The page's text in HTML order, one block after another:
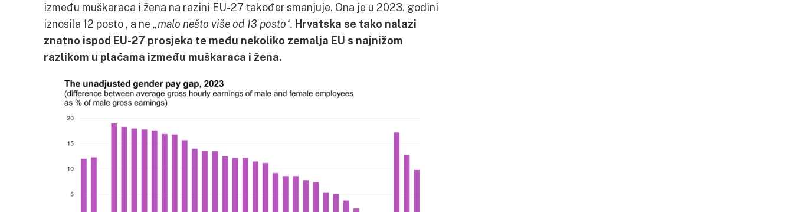
između muškaraca i žena na razini EU-27 također smanjuje. Ona je u 2023. godini
iznosila 12 posto , a ne „malo nešto više od 13 posto“. Hrvatska se tako nalazi
znatno ispod EU-27 prosjeka te među nekoliko zemalja EU s najnižom
razlikom u plaćama između muškaraca i žena.